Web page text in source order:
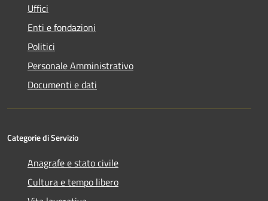
Uffici
Enti e fondazioni
Politici
Personale Amministrativo
Documenti e dati
Categorie di Servizio
Anagrafe e stato civile
Cultura e tempo libero